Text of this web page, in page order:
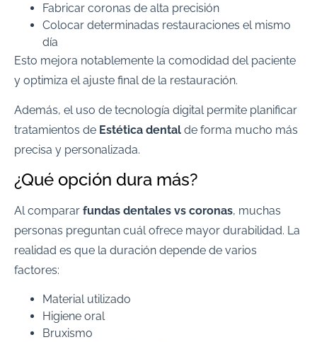
Fabricar coronas de alta precisión
Colocar determinadas restauraciones el mismo
día
Esto mejora notablemente la comodidad del paciente
y optimiza el ajuste final de la restauración.
Además, el uso de tecnología digital permite planificar
tratamientos de Estética dental de forma mucho más
precisa y personalizada.
¿Qué opción dura más?
Al comparar fundas dentales vs coronas, muchas
personas preguntan cuál ofrece mayor durabilidad. La
realidad es que la duración depende de varios
factores:
Material utilizado
Higiene oral
Bruxismo